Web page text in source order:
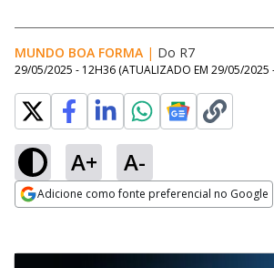
MUNDO BOA FORMA | Do R7
29/05/2025 - 12H36 (ATUALIZADO EM 29/05/2025
A+ A-
Adicione como fonte preferencial no Google